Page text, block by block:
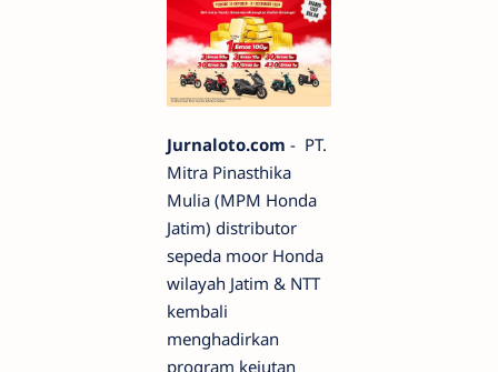
Jurnaloto.com - PT.
Mitra Pinasthika
Mulia (MPM Honda
Jatim) distributor
sepeda moor Honda
wilayah Jatim & NTT
kembali
menghadirkan
program kejutan